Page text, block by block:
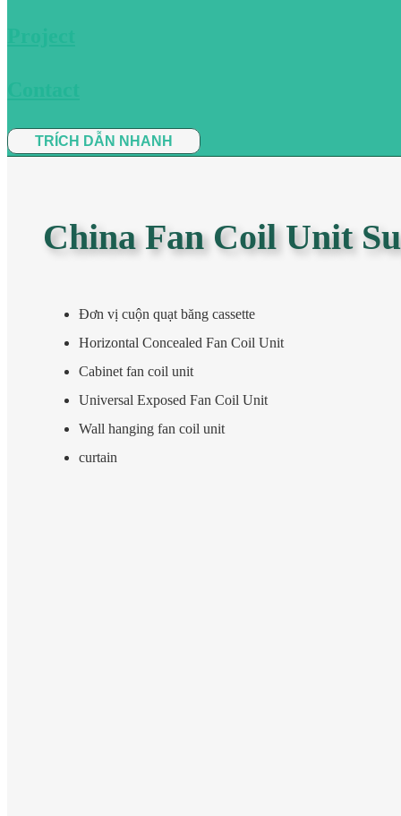
TRÍCH DẪN NHANH
China Fan Coil Unit
Đơn vị cuộn quạt băng cassette
Horizontal Concealed Fan Coil Unit
Cabinet fan coil unit
Universal Exposed Fan Coil Unit
Wall hanging fan coil unit
curtain